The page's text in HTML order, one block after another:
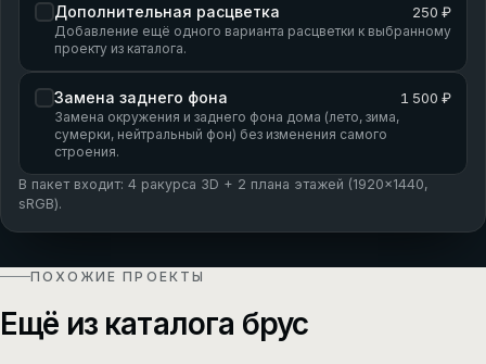
Дополнительная расцветка 250 ₽
Добавление ещё одного варианта расцветки к выбранному
проекту из каталога.
Замена заднего фона 1 500 ₽
Замена окружения и заднего фона дома (лето, зима,
сумерки, нейтральный фон) без изменения самого
строения.
В пакет входит: 4 ракурса 3D + 2 плана этажей (1920×1440,
sRGB).
ПОХОЖИЕ ПРОЕКТЫ
Ещё из каталога брус